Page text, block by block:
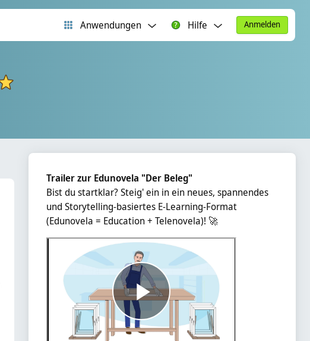
Anwendungen Hilfe Anmelden
Ergänzungsblöcke
Trailer zur Edunovela "Der Beleg"
Bist du startklar? Steig' ein in ein neues, spannendes
und Storytelling-basiertes E-Learning-Format
(Edunovela = Education + Telenovela)! 🚀